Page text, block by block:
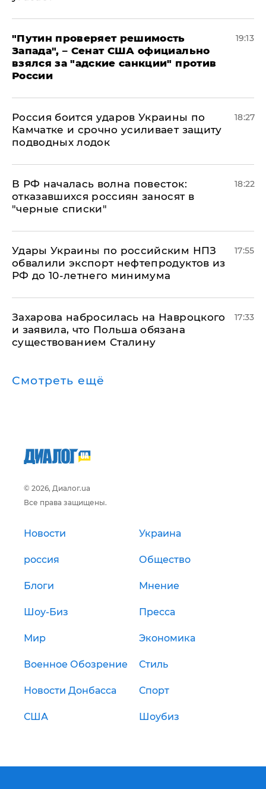
"Путин проверяет решимость
Запада", – Сенат США официально
взялся за "адские санкции" против
России
19:13
Россия боится ударов Украины по
Камчатке и срочно усиливает защиту
подводных лодок
18:27
​В РФ началась волна повесток:
отказавшихся россиян заносят в
"черные списки"
18:22
Удары Украины по российским НПЗ
обвалили экспорт нефтепродуктов из
РФ до 10-летнего минимума
17:55
​Захарова набросилась на Навроцкого
и заявила, что Польша обязана
существованием Сталину
17:33
Смотреть ещё
© 2026, Диалог.ua
Все права защищены.
Новости Украина
россия Общество
Блоги Мнение
Шоу-Биз Пресса
Мир Экономика
Военное Обозрение Стиль
Новости Донбасса Спорт
США Шоубиз